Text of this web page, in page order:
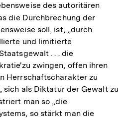
des autoritären
die Durchbrechung der
soll, ist, „durch
und limitierte
. . . die
zwingen, offen ihren
Herrschaftscharakter zu
sich als Diktatur der Gewalt zu
man so „die
so stärkt man die